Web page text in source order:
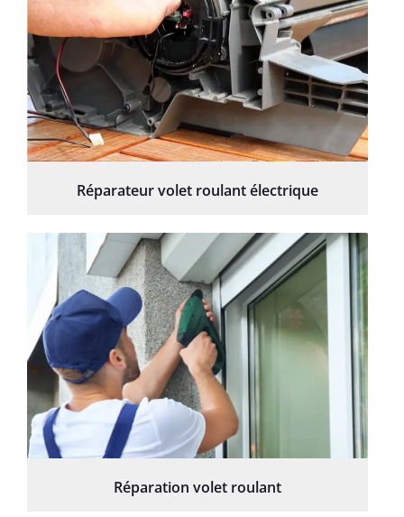
Réparateur volet roulant électrique
Réparation volet roulant